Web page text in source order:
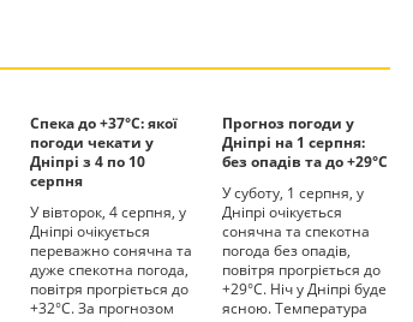
Спека до +37°С: якої
погоди чекати у
Дніпрі з 4 по 10
серпня
У вівторок, 4 серпня, у
Дніпрі очікується
переважно сонячна та
дуже спекотна погода,
повітря прогріється до
+32°С. За прогнозом
Прогноз погоди у
Дніпрі на 1 серпня:
без опадів та до +29°С
У суботу, 1 серпня, у
Дніпрі очікується
сонячна та спекотна
погода без опадів,
повітря прогріється до
+29°С. Ніч у Дніпрі буде
ясною. Температура